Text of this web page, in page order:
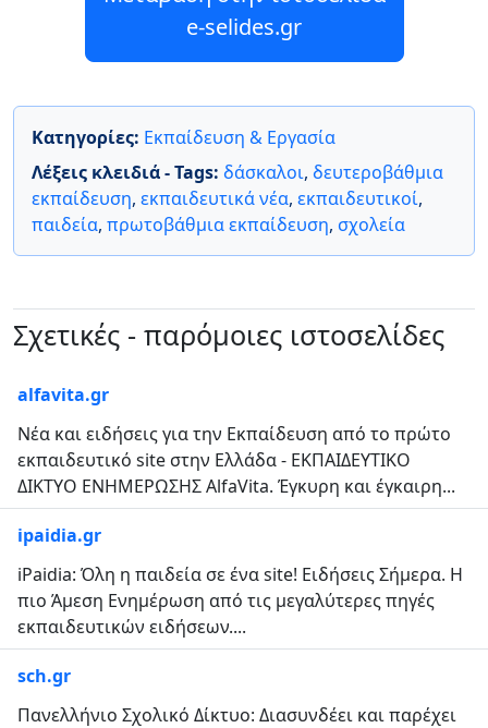
e-selides.gr
Κατηγορίες: Εκπαίδευση & Εργασία
Λέξεις κλειδιά - Tags: δάσκαλοι, δευτεροβάθμια
εκπαίδευση, εκπαιδευτικά νέα, εκπαιδευτικοί,
παιδεία, πρωτοβάθμια εκπαίδευση, σχολεία
Σχετικές - παρόμοιες ιστοσελίδες
alfavita.gr
Νέα και ειδήσεις για την Εκπαίδευση από το πρώτο
εκπαιδευτικό site στην Ελλάδα - ΕΚΠΑΙΔΕΥΤΙΚΟ
ΔΙΚΤΥΟ ΕΝΗΜΕΡΩΣΗΣ AlfaVita. Έγκυρη και έγκαιρη...
ipaidia.gr
iPaidia: Όλη η παιδεία σε ένα site! Ειδήσεις Σήμερα. Η
πιο Άμεση Ενημέρωση από τις μεγαλύτερες πηγές
εκπαιδευτικών ειδήσεων....
sch.gr
Πανελλήνιο Σχολικό Δίκτυο: Διασυνδέει και παρέχει